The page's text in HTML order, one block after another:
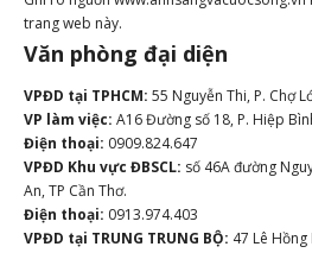
trang web này.
Văn phòng đại diện
VPĐD tại TPHCM: 55 Nguyễn Thi, P. Chợ
VP làm việc: A16 Đường số 18, P. Hiệp
Điện thoại: 0909.824.647
VPĐD Khu vực ĐBSCL: số 46A đường
An, TP Cần Thơ.
Điện thoại: 0913.974.403
VPĐD tại TRUNG TRUNG BỘ: 47 Lê